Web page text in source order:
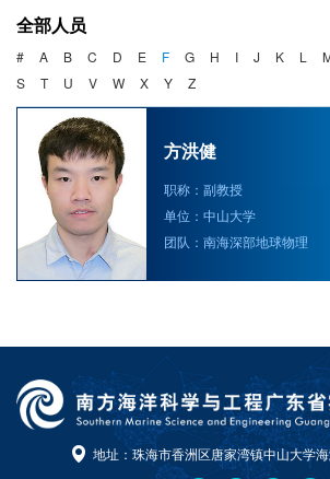
海洋产业与政策
海洋可持续发展
全部人员
# A B C D E F G H I J K L
S
T U V W X Y Z
方洪健
职称：副教授
单位：中山大学
团队：南海深部地球物理
地址：珠海市香洲区唐家湾镇中山大学